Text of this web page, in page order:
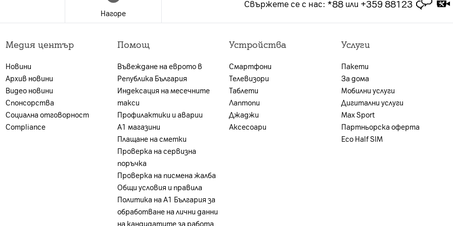
изваждане на SIM карта, документация
валидна за лица, които към датата на покупката в брой или на сключването на договора за продажба
Ако клиентът не отговаря на едно от посочените условия, възможността за предоставяне на
се заплаща цената на устройството без тарифен план и стойността на предплатения пакет.
А1 България или партньорската мрежа.
Нагоре
Свържете се с нас: *88 или +359 88123
Медия център
Новини
Архив новини
Видео новини
Спонсорства
Социална отговорност
Compliance
Помощ
Въвеждане на еврото в
Република България
Индексация на месечните
такси
Профилактики и аварии
А1 магазини
Плащане на сметки
Проверка на сервизна
поръчка
Проверка на писмена жалба
Общи условия и правила
Политика на A1 България за
обработване на лични данни
на кандидатите за работа
Устройства
Смартфони
Телевизори
Таблети
Лаптопи
Джаджи
Аксесоари
Услуги
Пакети
За дома
Мобилни услуги
Дигитални услуги
Max Sport
Партньорска оферта
Eco Half SIM